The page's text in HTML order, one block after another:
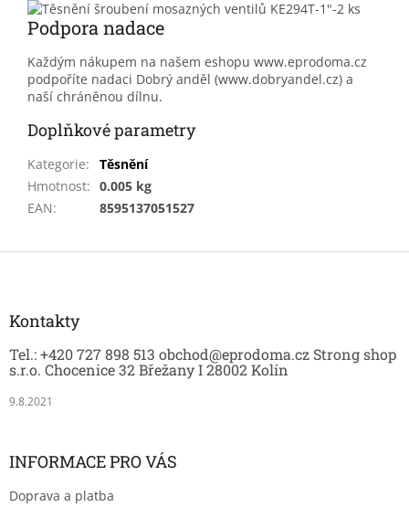
Podpora nadace
Každým nákupem na našem eshopu www.eprodoma.cz
podpoříte nadaci Dobrý anděl (www.dobryandel.cz) a
naší chráněnou dílnu.
Doplňkové parametry
Kategorie:
Těsnění
Hmotnost: 0.005 kg
EAN: 8595137051527
Z
Kontakty
Tel.: +420 727 898 513 obchod@eprodoma.cz Strong shop
s.r.o. Chocenice 32 Břežany I 28002 Kolín
9.8.2021
INFORMACE PRO VÁS
Doprava a platba